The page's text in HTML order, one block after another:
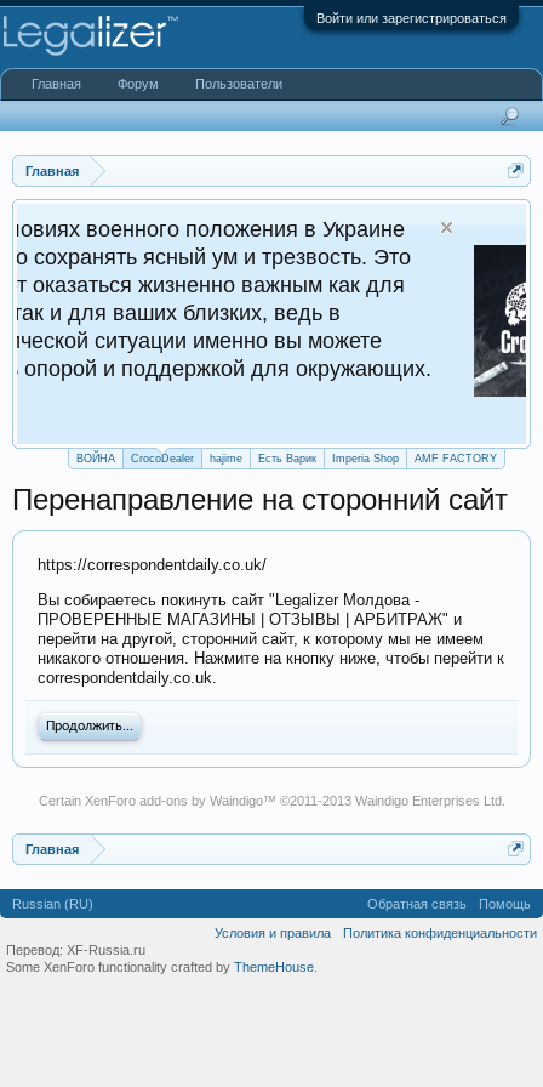
Войти или зарегистрироваться
Главная
положения в Украине
ум и трезвость. Это
важным как для
близких, ведь в
именно вы можете
для окружающих.
ВОЙНА CrocoDealer hajime Есть Варик Imperia Shop AMF FACTORY
Перенаправление на сторонний сайт
https://correspondentdaily.co.uk/
Вы собираетесь покинуть сайт "Legalizer Молдова -
ПРОВЕРЕННЫЕ МАГАЗИНЫ | ОТЗЫВЫ | АРБИТРАЖ" и
перейти на другой, сторонний сайт, к которому мы не имеем
никакого отношения. Нажмите на кнопку ниже, чтобы перейти к
correspondentdaily.co.uk.
Продолжить...
Certain XenForo add-ons by Waindigo™ ©2011-2013 Waindigo Enterprises Ltd.
Главная
Главная Форум Пользователи
Russian (RU) Обратная связь
Помощь
Условия и правила
Политика конфиденциальности
Перевод: XF-Russia.ru
Some XenForo functionality crafted by ThemeHouse